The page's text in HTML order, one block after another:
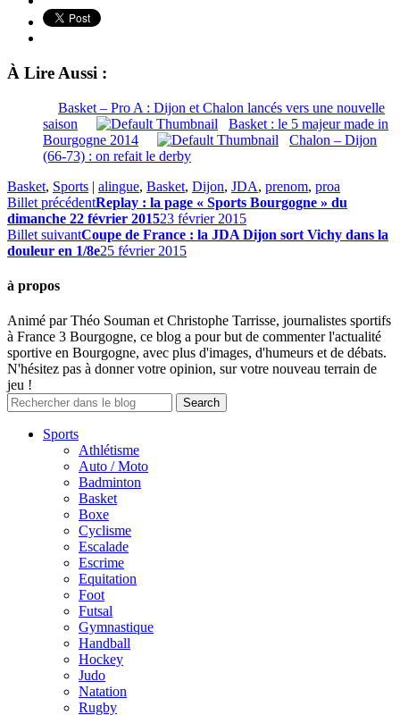
À Lire Aussi :
Basket – Pro A : Dijon et Chalon lancés vers une nouvelle
saison
Basket : le 5 majeur made in
Bourgogne 2014
Chalon – Dijon
(66-73) : on refait le derby
Basket, Sports | alingue, Basket, Dijon, JDA, prenom, proa
Billet précédentReplay : la page « Sports Bourgogne » du
dimanche 22 février 201523 février 2015
Billet suivantCoupe de France : la JDA Dijon sort Vichy dans la
douleur en 1/8e25 février 2015
à propos
Animé par Théo Souman et Christophe Tarrisse, journalistes sportifs
à France 3 Bourgogne, ce blog a pour but de commenter l'actualité
sportive en Bourgogne, avec plus d'images, d'humeurs et de débats.
N'hésitez pas à donner votre opinion, sur votre nouveau terrain de
jeu !
Sports
Athlétisme
Auto / Moto
Badminton
Basket
Boxe
Cyclisme
Escalade
Escrime
Equitation
Foot
Futsal
Gymnastique
Handball
Hockey
Judo
Natation
Rugby